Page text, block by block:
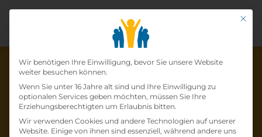
Die Lehrstelle wurde schon
besetzt!
Mit
Datenschutz-
Wir benötigen Ihre Einwilligung, bevor Sie unsere Website
weiter besuchen können.
Wenn Sie unter 16 Jahre alt sind und Ihre Einwilligung zu
optionalen Services geben möchten, müssen Sie Ihre
Erziehungsberechtigten um Erlaubnis bitten.
Wir verwenden Cookies und andere Technologien auf unserer
Website. Einige von ihnen sind essenziell, während andere uns